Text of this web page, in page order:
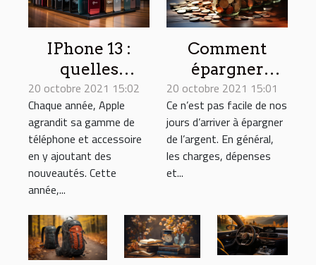
IPhone 13 :
quelles
nouveautés
apporte-t-il ?
20 octobre 2021 15:02
Chaque année, Apple
agrandit sa gamme de
téléphone et accessoire
en y ajoutant des
nouveautés. Cette
année,...
Comment
épargner
efficacement
de l’argent ?
20 octobre 2021 15:01
Ce n’est pas facile de nos
jours d’arriver à épargner
de l’argent. En général,
les charges, dépenses
et...